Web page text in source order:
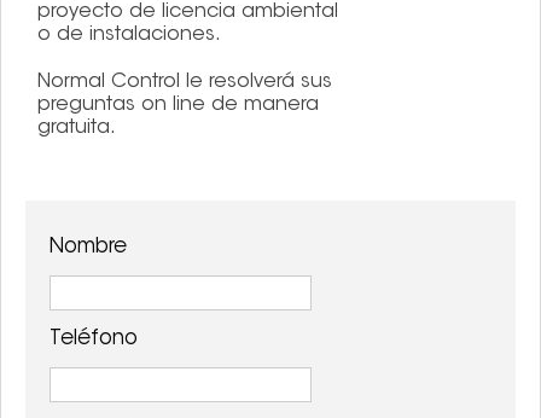
proyecto de licencia ambiental
o de instalaciones.
Normal Control le resolverá sus
preguntas on line de manera
gratuita.
Nombre
Teléfono